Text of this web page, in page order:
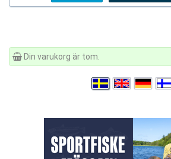
Din varukorg är tom.